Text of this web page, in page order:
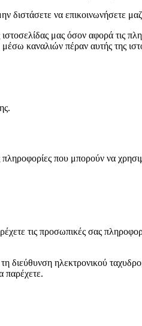
διστάσετε να επικοινωνήσετε
μας όσον αφορά τις
καναλιών πέραν αυτής της
που μπορούν να
τις προσωπικές σας
διεύθυνση ηλεκτρονικού
παρέχετε.